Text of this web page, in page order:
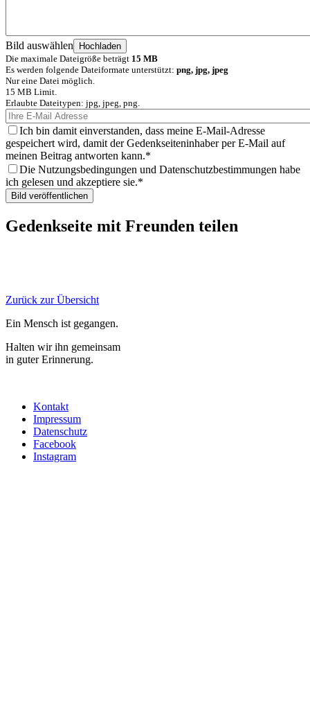
Bild auswählen
Die maximale Dateigröße beträgt 15 MB
Es werden folgende Dateiformate unterstützt: png, jpg, jpeg
Nur eine Datei möglich.
15 MB Limit.
Erlaubte Dateitypen: jpg, jpeg, png.
Ich bin damit einverstanden, dass meine E-Mail-Adresse
gespeichert wird, damit der Gedenkseiteninhaber per E-Mail auf
meinen Beitrag antworten kann.
Die Nutzungsbedingungen und Datenschutzbestimmungen habe
ich gelesen und akzeptiere sie.
Gedenkseite mit Freunden teilen
Zurück zur Übersicht
Ein Mensch ist gegangen.
Halten wir ihn gemeinsam
in guter Erinnerung.
Kontakt
Impressum
Datenschutz
Facebook
Instagram